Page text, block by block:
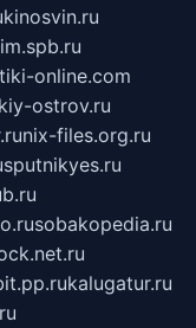
kinosvin.ru
online.com
ostrov.ru
nix-files.org.ru
sputnikyes.ru
sobakopedia.ru
kalugatur.ru